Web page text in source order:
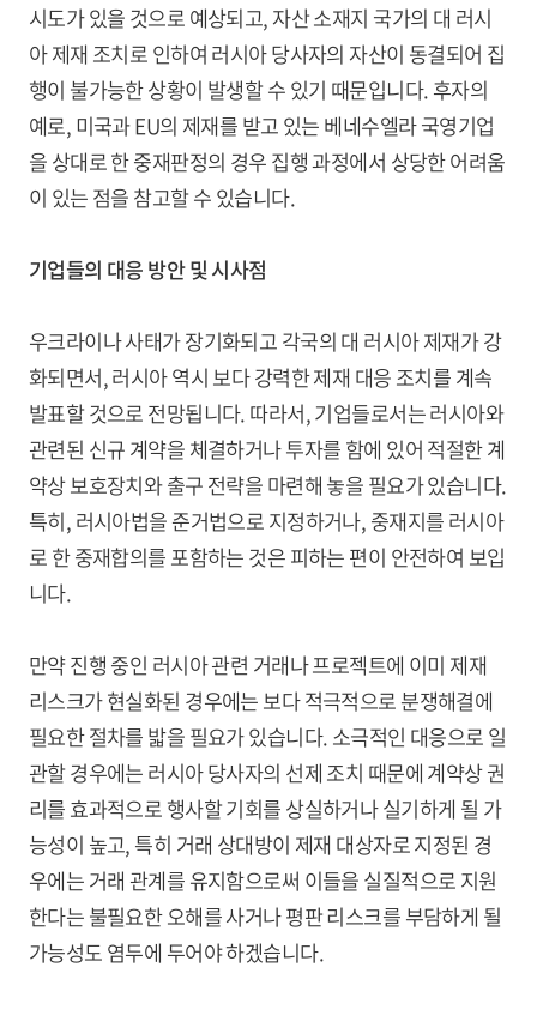
시도가 있을 것으로 예상되고, 자산 소재지 국가의 대 러시
아 제재 조치로 인하여 러시아 당사자의 자산이 동결되어 집
행이 불가능한 상황이 발생할 수 있기 때문입니다. 후자의
예로, 미국과 EU의 제재를 받고 있는 베네수엘라 국영기업
을 상대로 한 중재판정의 경우 집행 과정에서 상당한 어려움
이 있는 점을 참고할 수 있습니다.
기업들의 대응 방안 및 시사점
우크라이나 사태가 장기화되고 각국의 대 러시아 제재가 강
화되면서, 러시아 역시 보다 강력한 제재 대응 조치를 계속
발표할 것으로 전망됩니다. 따라서, 기업들로서는 러시아와
관련된 신규 계약을 체결하거나 투자를 함에 있어 적절한 계
약상 보호장치와 출구 전략을 마련해 놓을 필요가 있습니다.
특히, 러시아법을 준거법으로 지정하거나, 중재지를 러시아
로 한 중재합의를 포함하는 것은 피하는 편이 안전하여 보입
니다.
만약 진행 중인 러시아 관련 거래나 프로젝트에 이미 제재
리스크가 현실화된 경우에는 보다 적극적으로 분쟁해결에
필요한 절차를 밟을 필요가 있습니다. 소극적인 대응으로 일
관할 경우에는 러시아 당사자의 선제 조치 때문에 계약상 권
리를 효과적으로 행사할 기회를 상실하거나 실기하게 될 가
능성이 높고, 특히 거래 상대방이 제재 대상자로 지정된 경
우에는 거래 관계를 유지함으로써 이들을 실질적으로 지원
한다는 불필요한 오해를 사거나 평판 리스크를 부담하게 될
가능성도 염두에 두어야 하겠습니다.